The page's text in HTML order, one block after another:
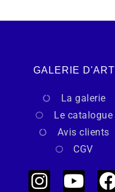
GALERIE D'ART
La galerie
Le catalogue
Avis clients
CGV